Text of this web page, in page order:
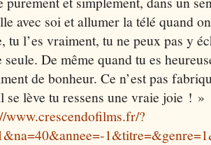
avec soi et allumer la télé quand
tu l’es vraiment, tu ne peux pas y
seule. De même quand tu es
de bonheur. Ce n’est pas
se lève tu ressens une vraie joie ! »
www.crescendofilms.fr/?